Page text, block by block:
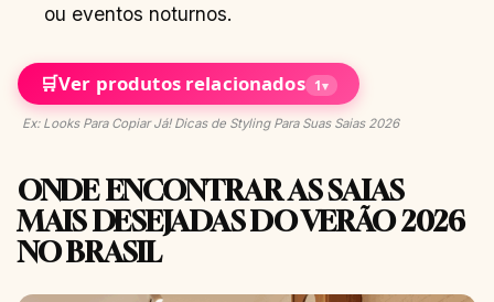
ou eventos noturnos.
🛒Ver produtos relacionados 1▾
Ex: Looks Para Copiar Já! Dicas de Styling Para Suas Saias 2026
ONDE ENCONTRAR AS SAIAS
MAIS DESEJADAS DO VERÃO 2026
NO BRASIL